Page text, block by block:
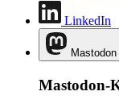
LinkedIn
Mastodon
Mastodon-